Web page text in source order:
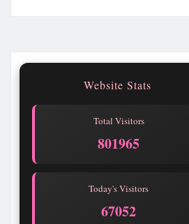
Website Stats
Total Visitors
801969
Today's Visitors
67056